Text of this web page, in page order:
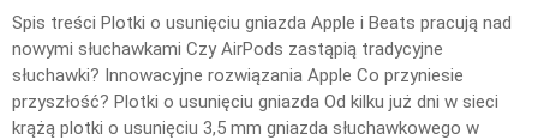
Spis treści Plotki o usunięciu gniazda Apple i Beats pracują nad
nowymi słuchawkami Czy AirPods zastąpią tradycyjne
słuchawki? Innowacyjne rozwiązania Apple Co przyniesie
przyszłość? Plotki o usunięciu gniazda Od kilku już dni w sieci
krążą plotki o usunięciu 3,5 mm gniazda słuchawkowego w